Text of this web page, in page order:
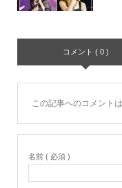
コメント ( 0 )
この記事へのコメント
名前 ( 必須 )